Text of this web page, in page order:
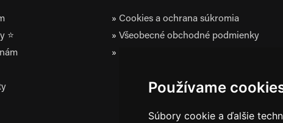
Používame
Súbory cookie a ďalšie
⭐
Cookies a ochrana súkromia
Všeobecné obchodné podmienky